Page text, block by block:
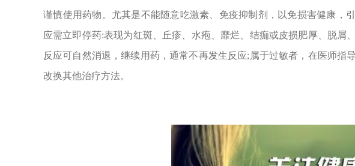
谨慎使用药物。尤其是不能随意吃激素、免疫抑制剂，以免损害健康，
应需立即停药:表现为红斑、丘疹、水疱、靡烂、结痂或皮损肥厚、脱屑
反应可自然消退，继续用药，通常不再发生反应;属于过敏者，在医师指
改换其他治疗方法。